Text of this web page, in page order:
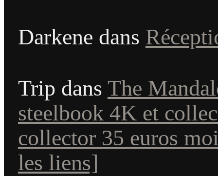
Darkene dans
Trip dans The
steelbook 4K et
collector 35 euros
les liens]